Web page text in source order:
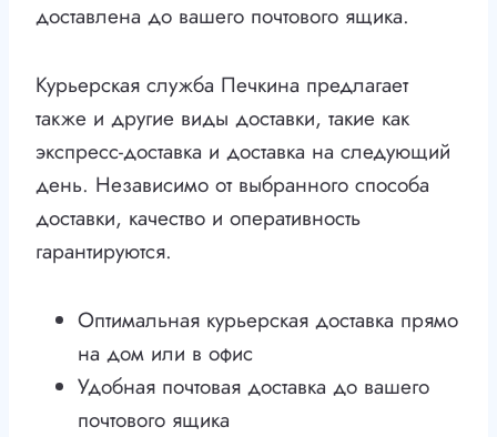
доставлена до вашего почтового ящика.
Курьерская служба Печкина предлагает
также и другие виды доставки, такие как
экспресс-доставка и доставка на следующий
день. Независимо от выбранного способа
доставки, качество и оперативность
гарантируются.
Оптимальная курьерская доставка прямо
на дом или в офис
Удобная почтовая доставка до вашего
почтового ящика